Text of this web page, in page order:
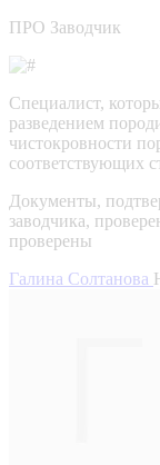
ПРО Заводчик
Специалист,
разведением
чистокровности
соответствующих
Документы,
заводчика,
проверены
Галина Солтанова